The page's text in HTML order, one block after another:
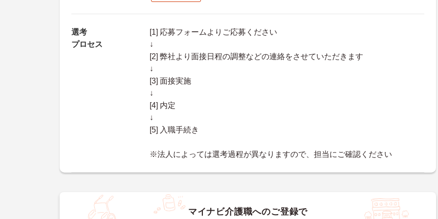
選考
プロセス
[1] 応募フォームよりご応募ください
↓
[2] 弊社より面接日程の調整などの連絡をさせていただきます
↓
[3] 面接実施
↓
[4] 内定
↓
[5] 入職手続き
※法人によっては選考過程が異なりますので、担当にご確認ください
マイナビ介護職へのご登録で